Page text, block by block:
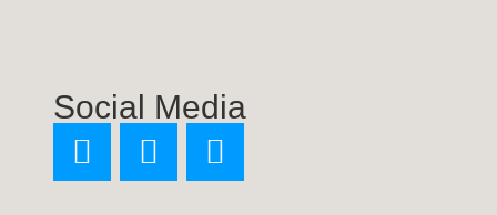
Social Media